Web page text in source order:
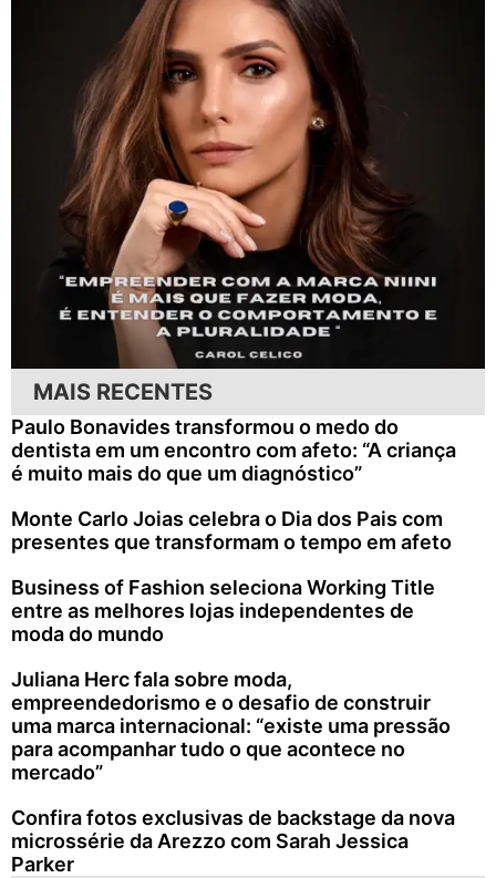
MAIS RECENTES
Paulo Bonavides transformou o medo do
dentista em um encontro com afeto: “A criança
é muito mais do que um diagnóstico”
Monte Carlo Joias celebra o Dia dos Pais com
presentes que transformam o tempo em afeto
Business of Fashion seleciona Working Title
entre as melhores lojas independentes de
moda do mundo
Juliana Herc fala sobre moda,
empreendedorismo e o desafio de construir
uma marca internacional: “existe uma pressão
para acompanhar tudo o que acontece no
mercado”
Confira fotos exclusivas de backstage da nova
microssérie da Arezzo com Sarah Jessica
Parker